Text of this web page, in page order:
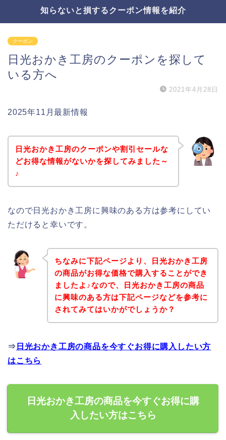
知らないと損するクーポン情報を紹介
クーポン
日光おかき工房のクーポンを探して
いる方へ
2021年4月28日
2025年11月最新情報
日光おかき工房のクーポンや割引セールな
どお得な情報がないかを探してみました～
♪
なので日光おかき工房に興味のある方は参考にしてい
ただけると幸いです。
ちなみに下記ページより、日光おかき工房
の商品がお得な価格で購入することができ
ましたよ♪なので、日光おかき工房の商品
に興味のある方は下記ページなどを参考に
されてみてはいかがでしょうか？
⇒ 日光おかき工房の商品を今すぐお得に購入したい方
はこちら
日光おかき工房の商品を今すぐお得に購
入したい方はこちら